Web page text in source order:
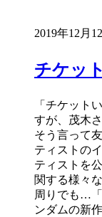
2019年12月
チケッ
「チケット
すが、茂木
そう言って
ティストの
ティストを
関する様々
周りでも…
ンダムの新